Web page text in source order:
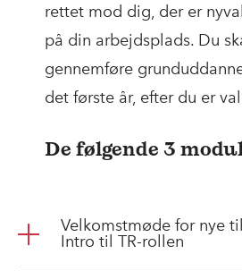
rettet mod dig, der er
på din arbejdsplads. Du
gennemføre
det første år, efter du er
De følgende 3
Velkomstmøde for nye
Intro til TR-rollen